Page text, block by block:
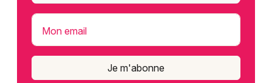
Mon email
Je m'abonne